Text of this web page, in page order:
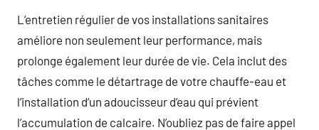
L’entretien régulier de vos installations sanitaires
améliore non seulement leur performance, mais
prolonge également leur durée de vie. Cela inclut des
tâches comme le détartrage de votre chauffe-eau et
l’installation d’un adoucisseur d’eau qui prévient
l’accumulation de calcaire. N’oubliez pas de faire appel